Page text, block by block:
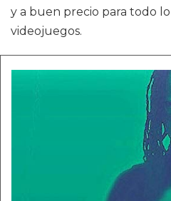
y a buen precio para todo
videojuegos.